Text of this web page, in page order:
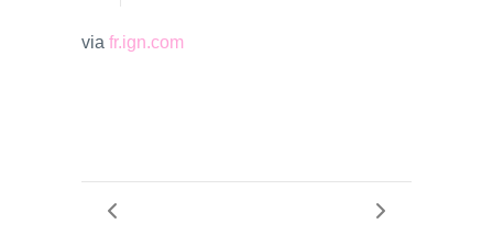
via fr.ign.com